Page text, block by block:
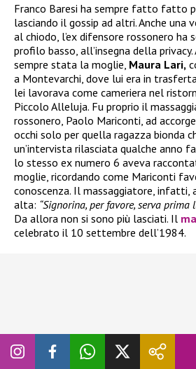
Franco Baresi ha sempre fatto fatto
lasciando il gossip ad altri. Anche una
al chiodo, l’ex difensore rossonero ha
profilo basso, all’insegna della privacy.
sempre stata la moglie, Maura Lari,
a Montevarchi, dove lui era in
lei lavorava come cameriera nel
Piccolo Alleluja. Fu proprio il
rossonero, Paolo Mariconti, ad
occhi solo per quella ragazza bionda
un’intervista rilasciata qualche anno
lo stesso ex numero 6 aveva
moglie, ricordando come Mariconti
conoscenza. Il massaggiatore, infatti,
alta: “Signorina, per favore, serva prima
Da allora non si sono più lasciati. Il
celebrato il 10 settembre dell’1984.